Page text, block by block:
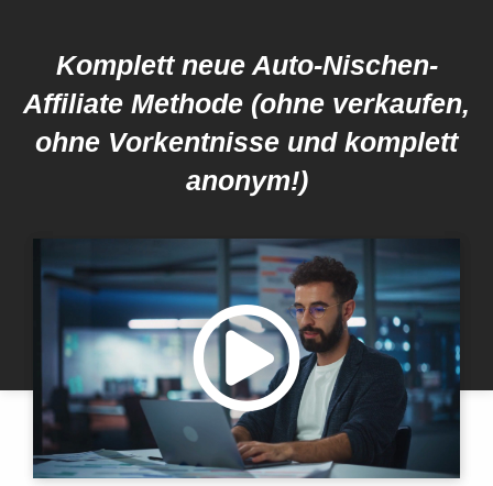
Komplett neue Auto-Nischen-
Affiliate Methode (ohne verkaufen,
ohne Vorkentnisse und komplett
anonym!)